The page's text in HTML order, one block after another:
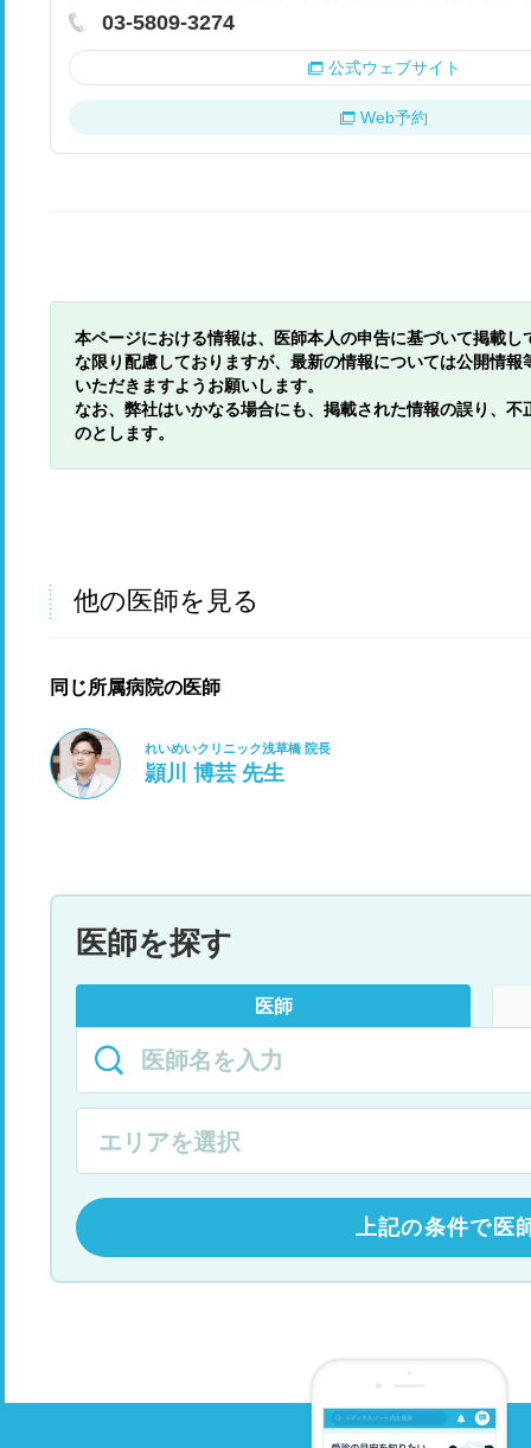
03-5809-3274
公式ウェブサイト
Web予約
本ページにおける情報は、医師本人の申告に基づいて掲載
な限り配慮しておりますが、最新の情報については公開情
いただきますようお願いします。
なお、弊社はいかなる場合にも、掲載された情報の誤り、
のとします。
他の医師を見る
同じ所属病院の医師
れいめいクリニック浅草橋 院長
頴川 博芸 先生
医師を探す
医師
上記の条件で医